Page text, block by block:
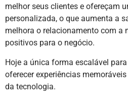
melhor seus clientes e ofereçam
personalizada, o que aumenta a
melhora o relacionamento com a
positivos para o negócio.
Hoje a única forma escalável
oferecer experiências
da tecnologia.